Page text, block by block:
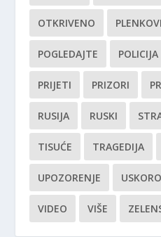
OTKRIVENO
POGLEDAJTE POLICIJA
PRIJETI PRIZORI
RUSIJA RUSKI
TISUĆE TRAGEDIJA
UPOZORENJE USKORO
VIDEO VIŠE